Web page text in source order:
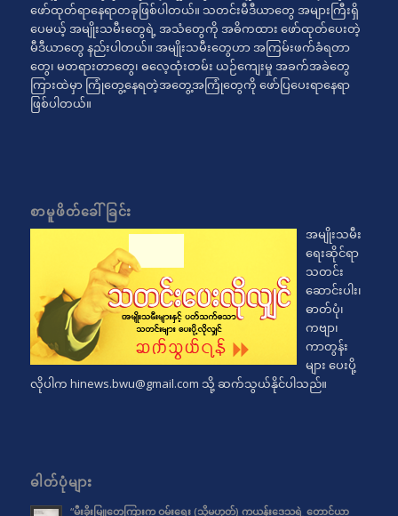
ဖော်ထုတ်ရာနေရာတခုဖြစ်ပါတယ်။ သတင်းမီဒီယာတွေ အများကြီးရှိ
ပေမယ့် အမျိုးသမီးတွေရဲ့ အသံတွေကို အဓိကထား ဖော်ထုတ်ပေးတဲ့
မီဒီယာတွေ နည်းပါတယ်။ အမျိုးသမီးတွေဟာ အကြမ်းဖက်ခံရတာ
တွေ၊ မတရားတာတွေ၊ ဓလေ့ထုံးတမ်း ယဉ်ကျေးမှု အခက်အခဲတွေ
ကြားထဲမှာ ကြုံတွေ့နေရတဲ့အတွေ့အကြုံတွေကို ဖော်ပြပေးရာနေရာ
ဖြစ်ပါတယ်။
စာမူဖိတ်ခေါ်ခြင်း
အမျိုးသမီး
ရေးဆိုင်ရာ
သတင်း
ဆောင်းပါး၊
ဓာတ်ပုံ၊
ကဗျာ၊
ကာတွန်း
များ ပေးပို့
လိုပါက hinews.bwu@gmail.com သို့ ဆက်သွယ်နိုင်ပါသည်။
ဓါတ်ပုံများ
“မီးခိုးမြူတွေကြားက ဝမ်းရေး (သို့မဟုတ်) ကယန်းဒေသရဲ့ တောင်ယာ